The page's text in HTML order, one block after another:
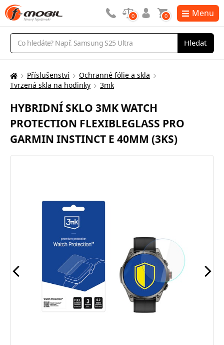
Vyhledávání
Hledat
0 0 Menu
Zde
nacházíte:
Příslušenství
Ochranné fólie a skla
Tvrzená skla na hodinky
3mk
HYBRIDNÍ SKLO 3MK WATCH
PROTECTION FLEXIBLEGLASS PRO
GARMIN INSTINCT E 40MM (3KS)